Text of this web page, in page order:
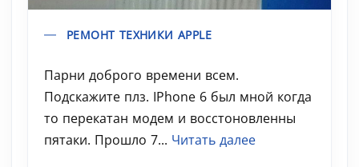
РЕМОНТ ТЕХНИКИ APPLE
Парни доброго времени всем.
Подскажите плз. IPhone 6 был мной когда
то перекатан модем и восстоновленны
пятаки. Прошло 7... Читать далее